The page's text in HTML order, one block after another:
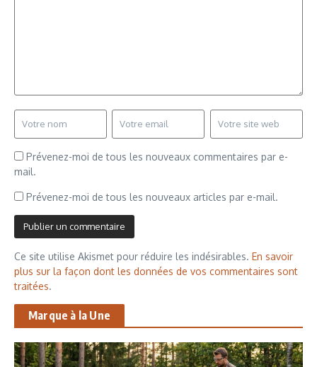
Prévenez-moi de tous les nouveaux commentaires par e-
mail.
Prévenez-moi de tous les nouveaux articles par e-mail.
Ce site utilise Akismet pour réduire les indésirables. En savoir
plus sur la façon dont les données de vos commentaires sont
traitées.
Marque à la Une